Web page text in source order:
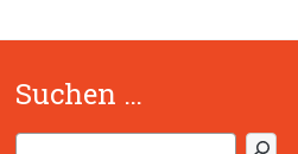
Suchen …